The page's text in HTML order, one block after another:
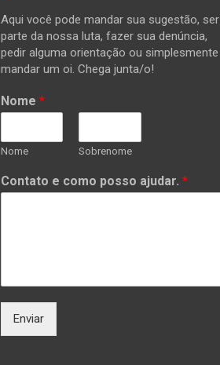
Aqui você pode mandar sua sugestão, ser
parte da nossa luta, fazer sua denúncia,
pedir alguma orientação ou simplesmente
mandar um oi. Chega junta/o!
Nome *
Nome Sobrenome
Contato e como posso ajudar. *
Enviar